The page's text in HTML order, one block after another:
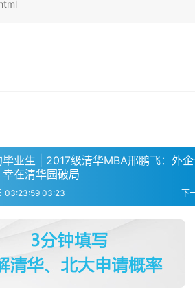
毕业生 | 2017级清华MBA邢鹏飞：外
在清华园破局
下
03:23:59 03:23